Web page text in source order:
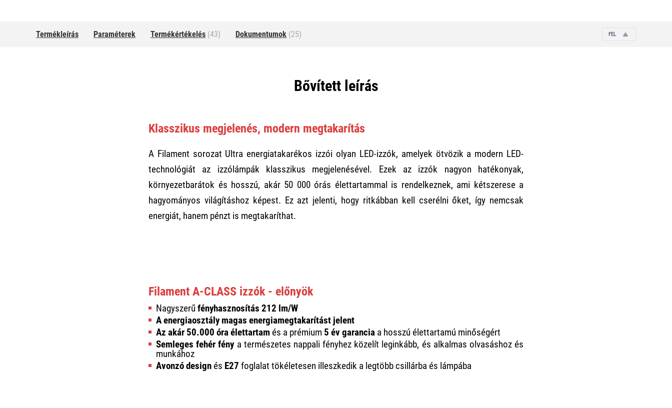
Termékleírás Paraméterek Termékértékelés (43) Dokumentumok (25) FEL
Bővített leírás
Klasszikus megjelenés, modern megtakarítás
A Filament sorozat Ultra energiatakarékos izzói olyan LED-izzók, amelyek ötvözik a modern LED-
technológiát az izzólámpák klasszikus megjelenésével. Ezek az izzók nagyon hatékonyak,
környezetbarátok és hosszú, akár 50 000 órás élettartammal is rendelkeznek, ami kétszerese a
hagyományos világításhoz képest. Ez azt jelenti, hogy ritkábban kell cserélni őket, így nemcsak
energiát, hanem pénzt is megtakaríthat.
Filament A-CLASS izzók - előnyök
Nagyszerű fényhasznosítás 212 lm/W
A energiaosztály magas energiamegtakarítást jelent
Az akár 50.000 óra élettartam és a prémium 5 év garancia a hosszú élettartamú minőségért
Semleges fehér fénya természetes nappali fényhez közelít leginkább, és alkalmas olvasáshoz és
munkához
Avonzó design és E27 foglalat tökéletesen illeszkedik a legtöbb csillárba és lámpába